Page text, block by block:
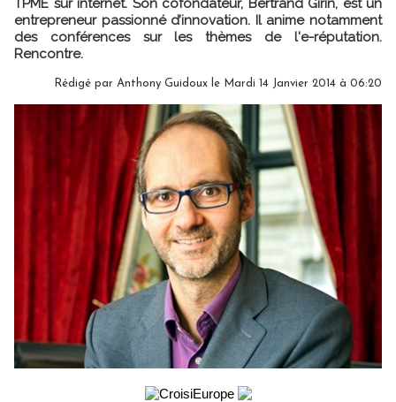
entrepreneur passionné d’innovation. Il anime notamment
des conférences sur les thèmes de l'e-réputation.
Rencontre.
Rédigé par Anthony Guidoux le Mardi 14 Janvier 2014 à 06:20